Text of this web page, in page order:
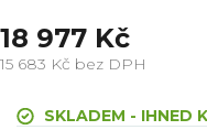
18 977 Kč
15 683 Kč bez DPH
cena:SKLADEM - IHNED